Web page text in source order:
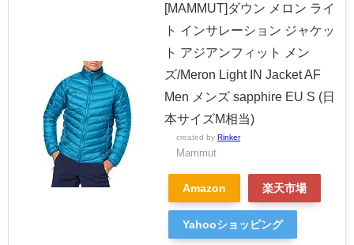
[MAMMUT]ダウン メロン ライ
ト インサレーション ジャケッ
ト アジアンフィット メン
ズ/Meron Light IN Jacket AF
Men メンズ sapphire EU S (日
本サイズM相当)
created by Rinker
Mammut
Amazon 楽天市場
Yahooショッピング